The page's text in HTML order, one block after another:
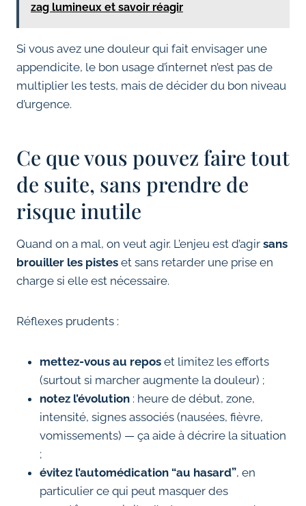
zag lumineux et savoir réagir
Si vous avez une douleur qui fait envisager une
appendicite, le bon usage d’internet n’est pas de
multiplier les tests, mais de décider du bon niveau
d’urgence.
Ce que vous pouvez faire tout
de suite, sans prendre de
risque inutile
Quand on a mal, on veut agir. L’enjeu est d’agir sans
brouiller les pistes et sans retarder une prise en
charge si elle est nécessaire.
Réflexes prudents :
mettez-vous au repos et limitez les efforts
(surtout si marcher augmente la douleur) ;
notez l’évolution : heure de début, zone,
intensité, signes associés (nausées, fièvre,
vomissements) — ça aide à décrire la situation
;
évitez l’automédication “au hasard”, en
particulier ce qui peut masquer des